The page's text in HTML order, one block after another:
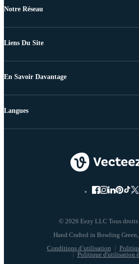
Notre Réseau
Liens Du Site
En Savoir Davantage
© 2026 Eezy LLC Tous droits
Conditions d’utilisation
Politique d'utilisation
Langues